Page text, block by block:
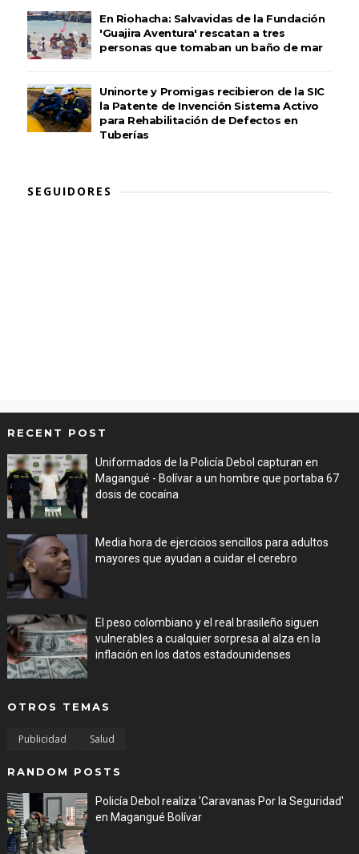
En Riohacha: Salvavidas de la Fundación
'Guajira Aventura' rescatan a tres
personas que tomaban un baño de mar
Uninorte y Promigas recibieron de la SIC
la Patente de Invención Sistema Activo
para Rehabilitación de Defectos en
Tuberías
SEGUIDORES
RECENT POST
Uniformados de la Policía Debol capturan en
Magangué - Bolívar a un hombre que portaba 67
dosis de cocaína
Media hora de ejercicios sencillos para adultos
mayores que ayudan a cuidar el cerebro
El peso colombiano y el real brasileño siguen
vulnerables a cualquier sorpresa al alza en la
inflación en los datos estadounidenses
OTROS TEMAS
Publicidad Salud
RANDOM POSTS
Policía Debol realiza 'Caravanas Por la Seguridad'
en Magangué Bolívar